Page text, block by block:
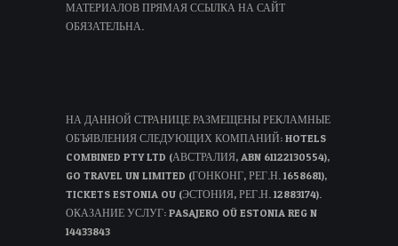
МАТЕРИАЛОВ ПРЯМАЯ ССЫЛКА НА САЙТ
ОБЯЗАТЕЛЬНА.
НА ДАННОЙ СТРАНИЦЕ РАЗМЕЩЕНЫ РЕКЛАМНЫЕ
ОБЪЯВЛЕНИЯ СЛЕДУЮЩИХ КОМПАНИЙ: HOTELS
COMBINED PTY LTD (АВСТРАЛИЯ, ABN 61122130554),
GO TRAVEL UN LIMITED (ГОНКОНГ, РЕГ.Н. 1658681),
TICKETS ESTONIA OU (ЭСТОНИЯ, РЕГ.Н. 12883174).
ОКАЗАНИЕ УСЛУГ: PASAJERO OÜ ESTONIA REG N
14433843